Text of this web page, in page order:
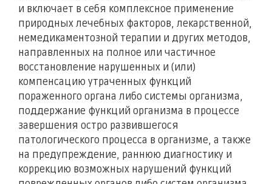
и включает в себя комплексное применение
природных лечебных факторов, лекарственной,
немедикаментозной терапии и других методов,
направленных на полное или частичное
восстановление нарушенных и (или)
компенсацию утраченных функций
пораженного органа либо системы организма,
поддержание функций организма в процессе
завершения остро развившегося
патологического процесса в организме, а также
на предупреждение, раннюю диагностику и
коррекцию возможных нарушений функций